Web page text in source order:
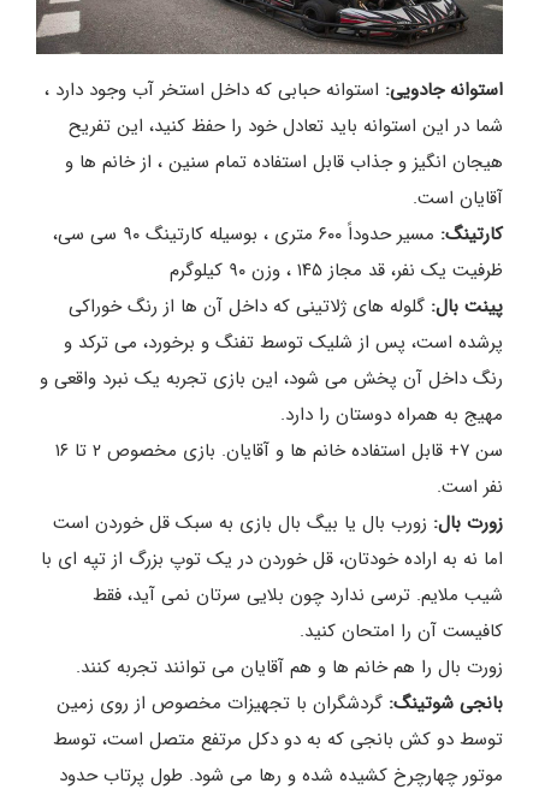
استوانه جادویی: استوانه حبابی که داخل استخر آب وجود دارد ،
شما در این استوانه باید تعادل خود را حفظ کنید، این تفریح
هیجان انگیز و جذاب قابل استفاده تمام سنین ، از خانم ها و
آقایان است.
کارتینگ:
مسیر حدوداً ۶۰۰ متری ، بوسیله کارتینگ ۹۰ سی سی،
ظرفیت یک نفر، قد مجاز ۱۴۵ ، وزن ۹۰ کیلوگرم
پینت بال: گلوله های ژلاتینی که داخل آن ها از رنگ خوراکی
پرشده است، پس از شلیک توسط تفنگ و برخورد، می ترکد و
رنگ داخل آن پخش می شود، این بازی تجربه یک نبرد واقعی و
مهیج به همراه دوستان را دارد.
سن ۷+ قابل استفاده خانم ها و آقایان. بازی مخصوص ۲ تا ۱۶
نفر است.
زورت بال: زورب بال یا بیگ بال بازی به سبک قل خوردن است
اما نه به اراده خودتان، قل خوردن در یک توپ بزرگ از تپه ای با
شیب ملایم. ترسی ندارد چون بلایی سرتان نمی آید، فقط
کافیست آن را امتحان کنید.
زورت بال را هم خانم ها و هم آقایان می توانند تجربه کنند.
بانجی شوتینگ: گردشگران با تجهیزات مخصوص از روی زمین
توسط دو کش بانجی که به دو دکل مرتفع متصل است، توسط
موتور چهارچرخ کشیده شده و رها می شود. طول پرتاب حدود